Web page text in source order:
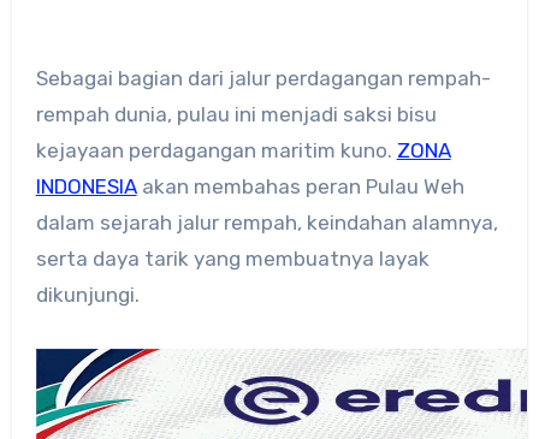
Sebagai bagian dari jalur perdagangan rempah-
rempah dunia, pulau ini menjadi saksi bisu
kejayaan perdagangan maritim kuno. ZONA
INDONESIAakan membahas peran Pulau Weh
dalam sejarah jalur rempah, keindahan alamnya,
serta daya tarik yang membuatnya layak
dikunjungi.